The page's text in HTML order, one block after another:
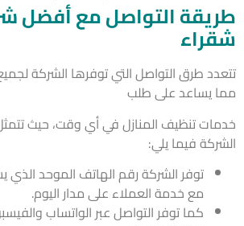
التواصل مع أفضل
طرق التواصل التي توفرها الشركة لجميع
يساعد على طلب
تنظيف المنازل في أي وقت، حيث تتمثل
فيما يلي:
توفر الشركة رقم الهاتف الموحد الذي
مع خدمة العملاء على مدار اليوم.
كما توفر التواصل عبر الواتساب